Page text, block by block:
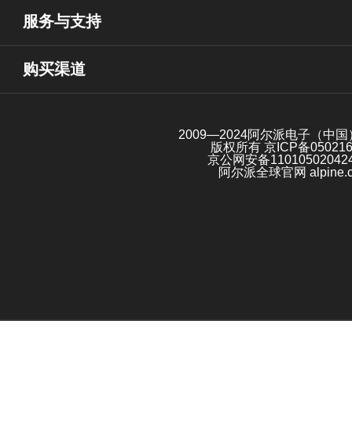
服务与支持
购买渠道
2009—2024阿尔派电子（中国
版权所有 京ICP备
京公网安备
阿尔派全球官网